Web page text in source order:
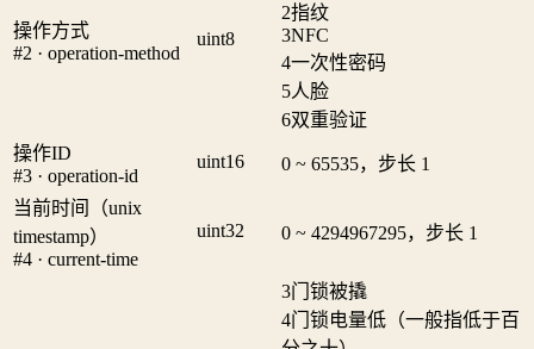
操作方式
#2 · operation-method
uint8
2指纹
3NFC
4一次性密码
5人脸
6双重验证
操作ID
#3 · operation-id
uint16 0 ~ 65535，步长 1
当前时间（unix
timestamp）
#4 · current-time
uint32 0 ~ 4294967295，步长 1
3门锁被撬
4门锁电量低（一般指低于百